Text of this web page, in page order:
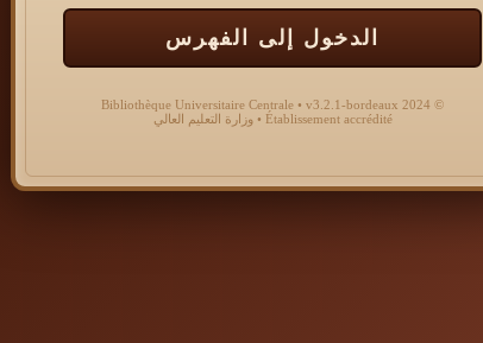
الدخول إلى الفهرس
© 2024 Bibliothèque Universitaire Centrale • v3.2.1-bordeaux
Établissement accrédité • وزارة التعليم العالي